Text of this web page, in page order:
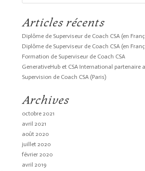
Articles récents
Diplôme de Superviseur de Coach CSA (en
Diplôme de Superviseur de Coach CSA (en
Formation de Superviseur de Coach CSA
GenerativeHub et CSA International partenaire
Supervision de Coach CSA (Paris)
Archives
octobre 2021
avril 2021
août 2020
juillet 2020
février 2020
avril 2019